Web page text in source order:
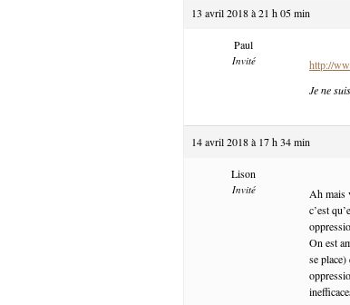
13 avril 2018 à 21 h 05 min
Paul
Invité
http://
Je ne
14 avril 2018 à 17 h 34 min
Lison
Invité
Ah mais
c’est
On est
se